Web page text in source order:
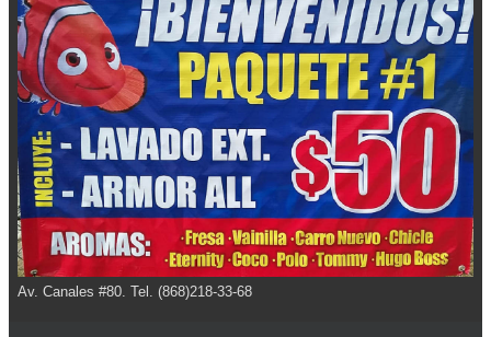
Av. Canales #80. Tel. (868)218-33-68